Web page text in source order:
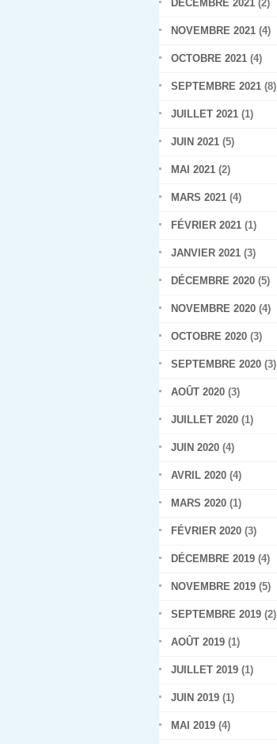
DÉCEMBRE 2021 (2)
NOVEMBRE 2021 (4)
OCTOBRE 2021 (4)
SEPTEMBRE 2021 (8)
JUILLET 2021 (1)
JUIN 2021 (5)
MAI 2021 (2)
MARS 2021 (4)
FÉVRIER 2021 (1)
JANVIER 2021 (3)
DÉCEMBRE 2020 (5)
NOVEMBRE 2020 (4)
OCTOBRE 2020 (3)
SEPTEMBRE 2020 (3)
AOÛT 2020 (3)
JUILLET 2020 (1)
JUIN 2020 (4)
AVRIL 2020 (4)
MARS 2020 (1)
FÉVRIER 2020 (3)
DÉCEMBRE 2019 (4)
NOVEMBRE 2019 (5)
SEPTEMBRE 2019 (2)
AOÛT 2019 (1)
JUILLET 2019 (1)
JUIN 2019 (1)
MAI 2019 (4)